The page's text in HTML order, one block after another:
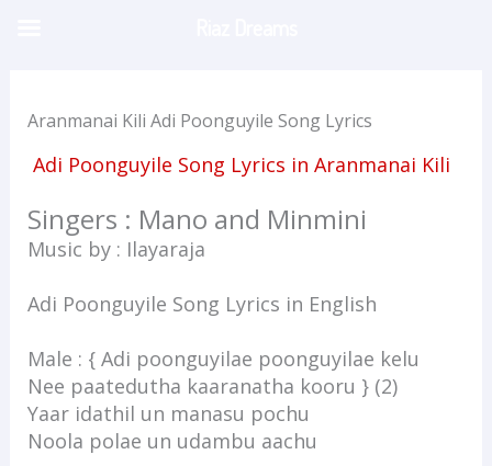
Aranmanai Kili Adi Poonguyile Song Lyrics
Adi Poonguyile Song Lyrics in Aranmanai Kili
Singers : Mano and Minmini
Music by : Ilayaraja
Adi Poonguyile Song Lyrics in English
Male : { Adi poonguyilae poonguyilae kelu
Nee paatedutha kaaranatha kooru } (2)
Yaar idathil un manasu pochu
Noola polae un udambu aachu